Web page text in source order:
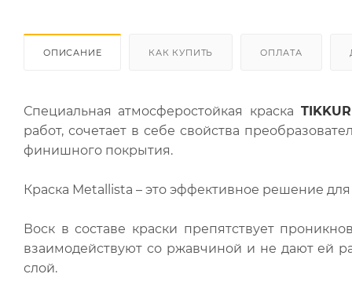
ОПИСАНИЕ КАК КУПИТЬ ОПЛАТА
Специальная атмосферостойкая краска
работ, сочетает в себе свойства
финишного покрытия.
Краска Metallista – это эффективное решение
Воск в составе краски препятствует
взаимодействуют со ржавчиной и не дают ей
слой.